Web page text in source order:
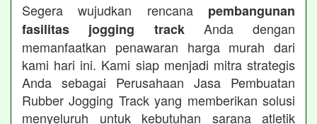
Segera wujudkan rencana pembangunan
fasilitas jogging trackAnda dengan
memanfaatkan penawaran harga murah dari
kami hari ini. Kami siap menjadi mitra strategis
Anda sebagai Perusahaan Jasa Pembuatan
Rubber Jogging Track yang memberikan solusi
menyeluruh untuk kebutuhan sarana atletik